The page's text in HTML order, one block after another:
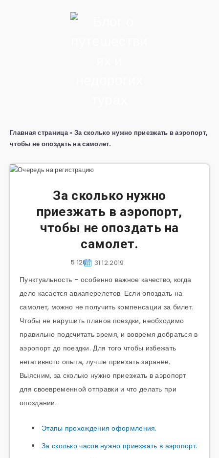
Главная страница» За сколько нужно приезжать в аэропорт,
чтобы не опоздать на самолет.
За сколько нужно
приезжать в аэропорт,
чтобы не опоздать на
самолет.
31.12.2019
5 120
Пунктуальность – особенно важное качество, когда
дело касается авиаперелетов. Если опоздать на
самолет, можно не получить компенсации за билет.
Чтобы не нарушить планов поездки, необходимо
правильно подсчитать время, и вовремя добраться в
аэропорт до поездки. Для того чтобы избежать
негативного опыта, лучше приехать заранее.
Выясним, за сколько нужно приезжать в аэропорт
для своевременной отправки и что делать при
опоздании.
Этапы прохождения оформления.
За сколько часов нужно приезжать в аэропорт.